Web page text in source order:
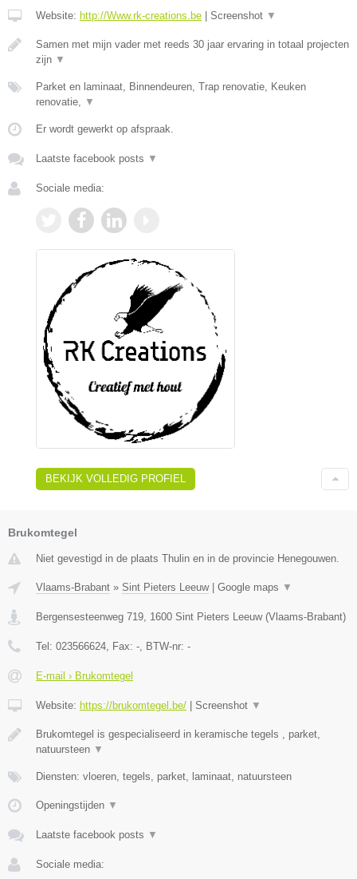
Website: http://Www.rk-creations.be Screenshot ▼
Samen met mijn vader met reeds 30 jaar ervaring in totaal projecten
zijn ▼
Parket en laminaat, Binnendeuren, Trap renovatie, Keuken
renovatie, ▼
Er wordt gewerkt op afspraak.
Laatste facebook posts ▼
Sociale media:
BEKIJK VOLLEDIG PROFIEL
Brukomtegel
Niet gevestigd in de plaats Thulin en in de provincie Henegouwen.
Vlaams-Brabant » Sint Pieters Leeuw| Google maps ▼
Bergensesteenweg 719, 1600 Sint Pieters Leeuw(Vlaams-Brabant)
Tel: 023566624, Fax: -, BTW-nr: -
E-mail › Brukomtegel
Website: https://brukomtegel.be/ Screenshot ▼
Brukomtegel is gespecialiseerd in keramische tegels , parket,
natuursteen ▼
Diensten: vloeren, tegels, parket, laminaat, natuursteen
Openingstijden ▼
Laatste facebook posts ▼
Sociale media: